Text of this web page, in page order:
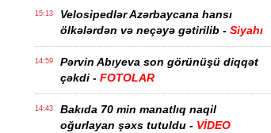
15:13
Velosipedlər Azərbaycana hansı
ölkələrdən və neçəyə gətirilib - Siyahı
14:59
Pərvin Abıyeva son görünüşü diqqət
çəkdi - FOTOLAR
14:43
Bakıda 70 min manatlıq naqil
oğurlayan şəxs tutuldu - VİDEO